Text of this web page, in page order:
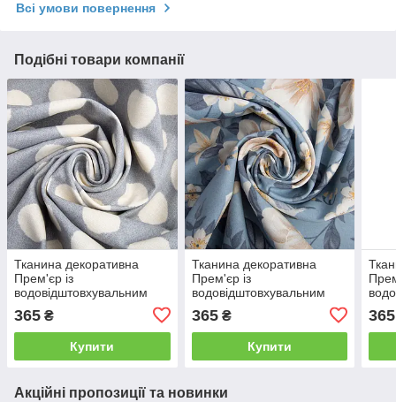
Всі умови повернення
Подібні товари компанії
Тканина декоративна
Прем'єр із
водовідштовхувальним
Горошок сірий
365 ₴
Купити
Тканина декоративна
Прем'єр із
водовідштовхувальним
денім
365₴
Купити
365
Акційні пропозиції та новинки